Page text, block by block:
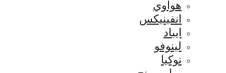
هواوي
انفينيكس
ايباد
لينوفو
نوكيا